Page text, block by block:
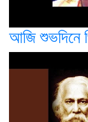
আজি শুভদিনে